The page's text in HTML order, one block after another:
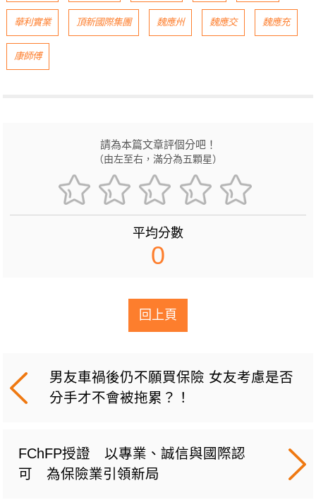
華利實業 頂新國際集團 魏應州 魏應交 魏應充
康師傅
請為本篇文章評個分吧！
（由左至右，滿分為五顆星）
平均分數
0
回上頁
男友車禍後仍不願買保險 女友考慮是否
分手才不會被拖累？！
FChFP授證 以專業、誠信與國際認
可 為保險業引領新局